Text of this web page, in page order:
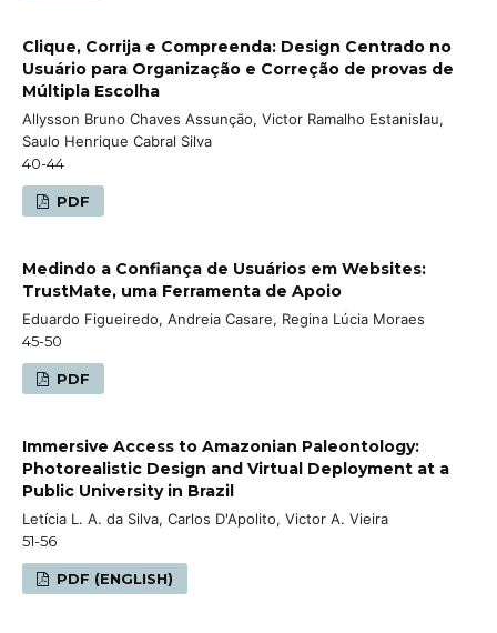
Clique, Corrija e Compreenda: Design Centrado no
Usuário para Organização e Correção de provas de
Múltipla Escolha
Allysson Bruno Chaves Assunção, Victor Ramalho Estanislau,
Saulo Henrique Cabral Silva
40-44
PDF
Medindo a Confiança de Usuários em Websites:
TrustMate, uma Ferramenta de Apoio
Eduardo Figueiredo, Andreia Casare, Regina Lúcia Moraes
45-50
PDF
Immersive Access to Amazonian Paleontology:
Photorealistic Design and Virtual Deployment at a
Public University in Brazil
Letícia L. A. da Silva, Carlos D'Apolito, Victor A. Vieira
51-56
PDF (ENGLISH)